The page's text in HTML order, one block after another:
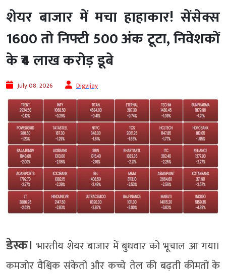
शेयर बाजार में मचा हाहाकार! सेंसेक्स
1600 तो निफ्टी 500 अंक टूटा, निवेशकों
के ₹4 लाख करोड़ डूबे
July 08, 2026 Digvijay
डेस्क। भारतीय शेयर बाजार में बुधवार को भूचाल आ गया।
कमजोर वैश्विक संकेतों और कच्चे तेल की बढ़ती कीमतों के